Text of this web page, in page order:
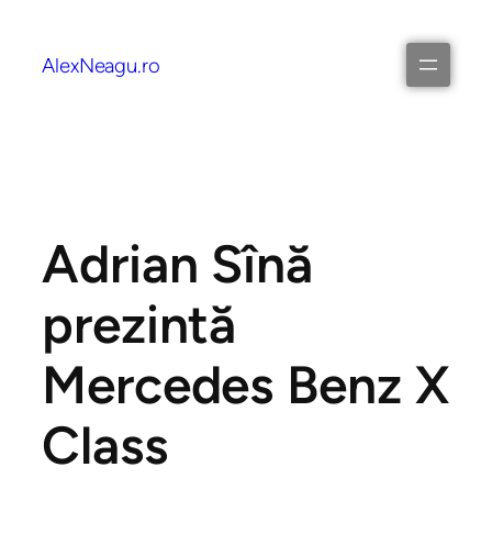
AlexNeagu.ro
Adrian Sînă
prezintă
Mercedes Benz X
Class